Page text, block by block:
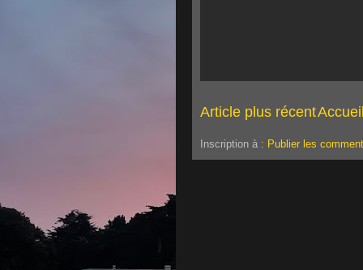
Article plus récent
Inscription à : Publier les